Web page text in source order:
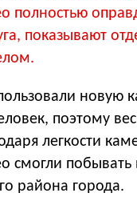
полностью
показывают
новую
поэтому
легкости
смогли побывать
района города.